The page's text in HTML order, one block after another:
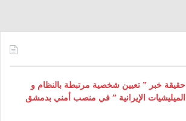
حقيقة خبر ” تعيين شخصية مرتبطة بالنظام و
الميليشيات الإيرانية ” في منصب أمني بدمشق